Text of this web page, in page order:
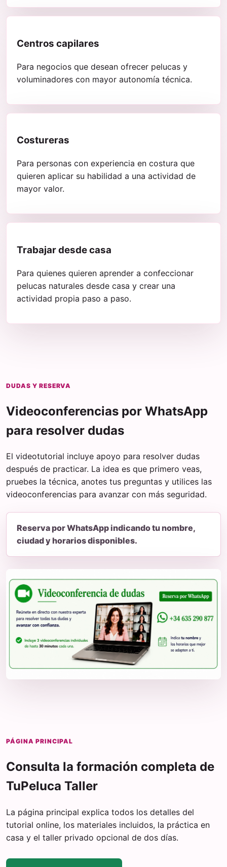
Centros capilares
Para negocios que desean ofrecer pelucas y
voluminadores con mayor autonomía técnica.
Costureras
Para personas con experiencia en costura que
quieren aplicar su habilidad a una actividad de
mayor valor.
Trabajar desde casa
Para quienes quieren aprender a confeccionar
pelucas naturales desde casa y crear una
actividad propia paso a paso.
DUDAS Y RESERVA
Videoconferencias por WhatsApp
para resolver dudas
El videotutorial incluye apoyo para resolver dudas
después de practicar. La idea es que primero veas,
pruebes la técnica, anotes tus preguntas y utilices las
videoconferencias para avanzar con más seguridad.
Reserva por WhatsApp indicando tu nombre,
ciudad y horarios disponibles.
PÁGINA PRINCIPAL
Consulta la formación completa de
TuPeluca Taller
La página principal explica todos los detalles del
tutorial online, los materiales incluidos, la práctica en
casa y el taller privado opcional de dos días.